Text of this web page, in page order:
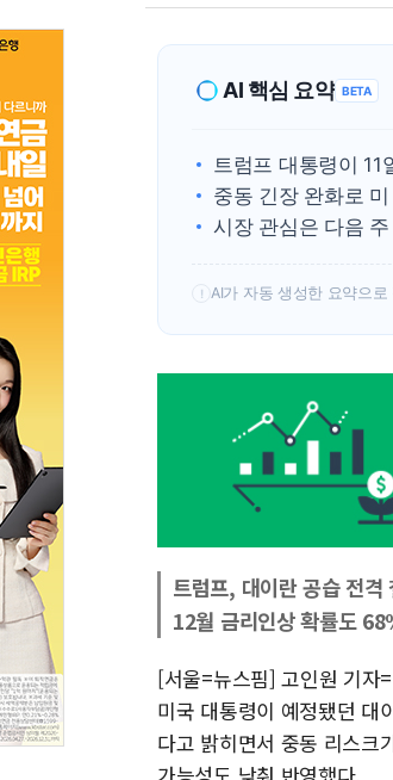
AI 핵심 요약 BETA
트럼프 대통령이
중동 긴장 완화로
시장 관심은 다음
! AI가 자동 생성한 요약으
트럼프, 대이란 공습 전격
12월 금리인상 확률도
[서울=뉴스핌] 고인원 기자
미국 대통령이 예정됐던 대
다고 밝히면서 중동 리스크